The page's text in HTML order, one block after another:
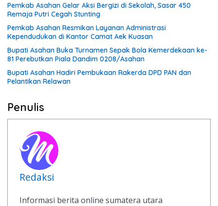
Pemkab Asahan Gelar Aksi Bergizi di Sekolah, Sasar 450
Remaja Putri Cegah Stunting
Pemkab Asahan Resmikan Layanan Administrasi
Kependudukan di Kantor Camat Aek Kuasan
Bupati Asahan Buka Turnamen Sepak Bola Kemerdekaan ke-
81 Perebutkan Piala Dandim 0208/Asahan
Bupati Asahan Hadiri Pembukaan Rakerda DPD PAN dan
Pelantikan Relawan
Penulis
Redaksi
Informasi berita online sumatera utara